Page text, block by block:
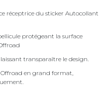
réceptrice du sticker Autocollant
protégeant la surface
transparaître le design.
en grand format,